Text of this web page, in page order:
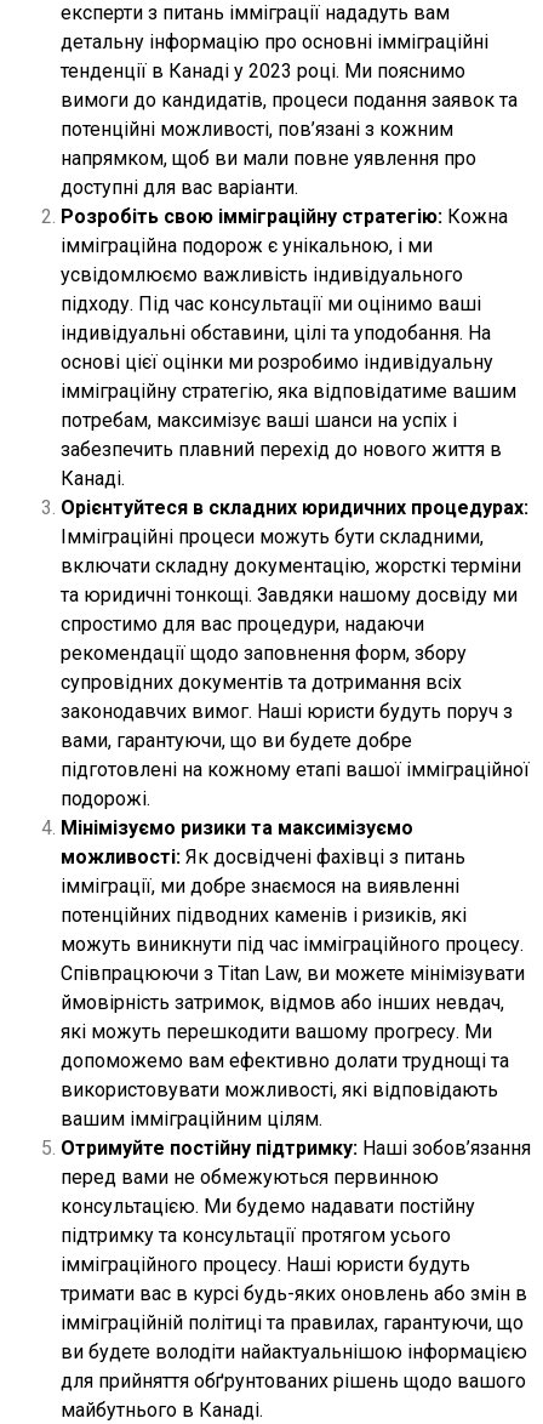
експерти з питань імміграції нададуть вам
детальну інформацію про основні імміграційні
тенденції в Канаді у 2023 році. Ми пояснимо
вимоги до кандидатів, процеси подання заявок та
потенційні можливості, пов’язані з кожним
напрямком, щоб ви мали повне уявлення про
доступні для вас варіанти.
Розробіть свою імміграційну стратегію: Кожна
імміграційна подорож є унікальною, і ми
усвідомлюємо важливість індивідуального
підходу. Під час консультації ми оцінимо ваші
індивідуальні обставини, цілі та уподобання. На
основі цієї оцінки ми розробимо індивідуальну
імміграційну стратегію, яка відповідатиме вашим
потребам, максимізує ваші шанси на успіх і
забезпечить плавний перехід до нового життя в
Канаді.
Орієнтуйтеся в складних юридичних процедурах:
Імміграційні процеси можуть бути складними,
включати складну документацію, жорсткі терміни
та юридичні тонкощі. Завдяки нашому досвіду ми
спростимо для вас процедури, надаючи
рекомендації щодо заповнення форм, збору
супровідних документів та дотримання всіх
законодавчих вимог. Наші юристи будуть поруч з
вами, гарантуючи, що ви будете добре
підготовлені на кожному етапі вашої імміграційної
подорожі.
Мінімізуємо ризики та максимізуємо
можливості: Як досвідчені фахівці з питань
імміграції, ми добре знаємося на виявленні
потенційних підводних каменів і ризиків, які
можуть виникнути під час імміграційного процесу.
Співпрацюючи з Titan Law, ви можете мінімізувати
ймовірність затримок, відмов або інших невдач,
які можуть перешкодити вашому прогресу. Ми
допоможемо вам ефективно долати труднощі та
використовувати можливості, які відповідають
вашим імміграційним цілям.
Отримуйте постійну підтримку: Наші зобов’язання
перед вами не обмежуються первинною
консультацією. Ми будемо надавати постійну
підтримку та консультації протягом усього
імміграційного процесу. Наші юристи будуть
тримати вас в курсі будь-яких оновлень або змін в
імміграційній політиці та правилах, гарантуючи, що
ви будете володіти найактуальнішою інформацією
для прийняття обґрунтованих рішень щодо вашого
майбутнього в Канаді.